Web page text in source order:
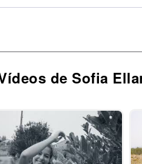
de Sofia